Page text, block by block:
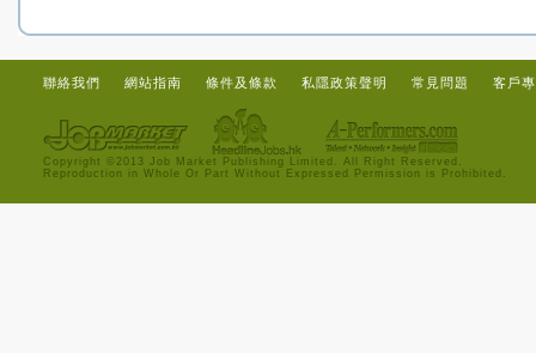
聯絡我們 網站指南 條件及條款 私隱政策聲明 常見問題 客戶
Copyright ©2013 Job Market Publishing Limited. All Right Reserved.
Reproduction in Whole Or Part Without Expressed Permission is Prohibited.